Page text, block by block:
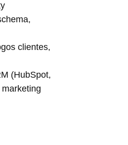
clientes,
(HubSpot,